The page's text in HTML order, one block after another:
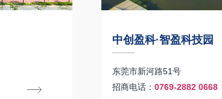
中创盈科·智盈科技园
东莞市新河路51号
招商电话： 0769-2882 0668